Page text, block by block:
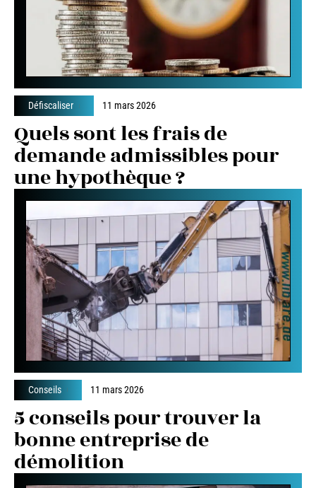
Défiscaliser 11 mars 2026
Quels sont les frais de
demande admissibles pour
une hypothèque ?
Conseils 11 mars 2026
5 conseils pour trouver la
bonne entreprise de
démolition